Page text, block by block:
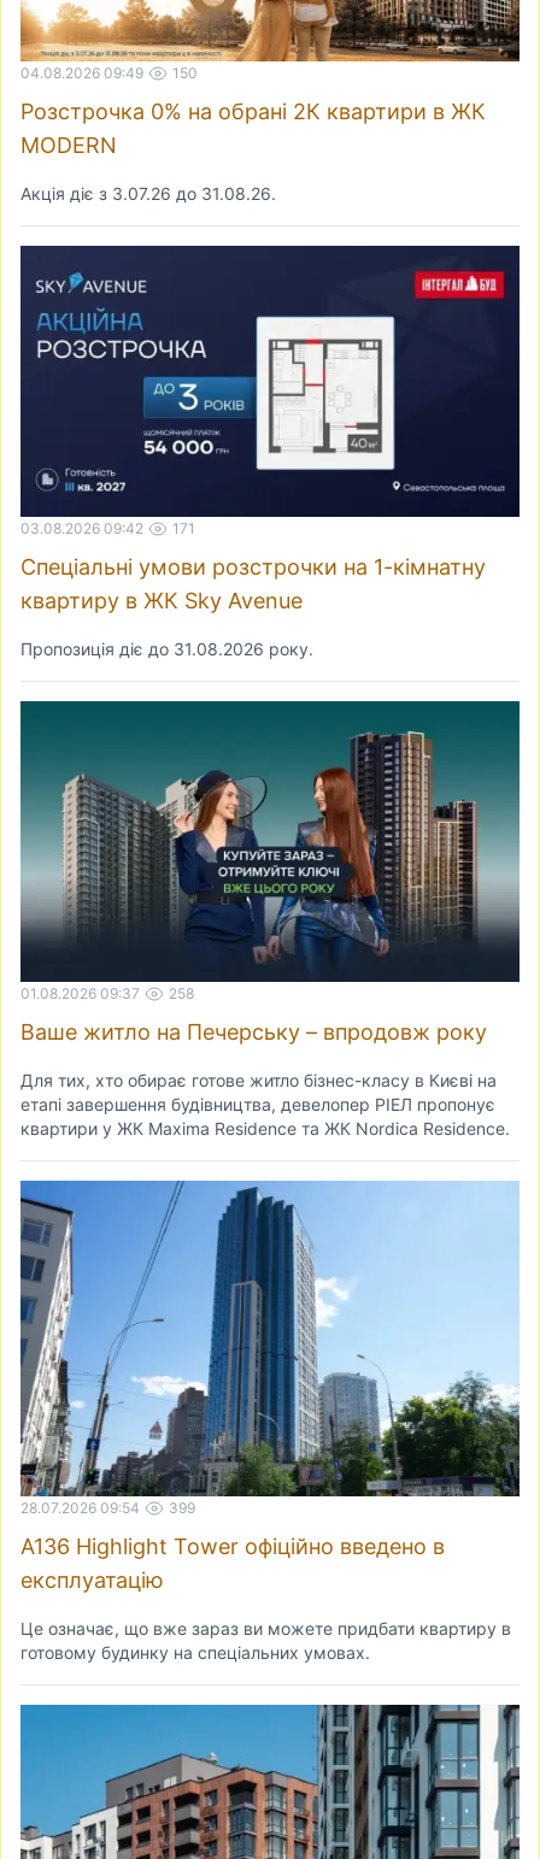
04.08.2026 09:49 150
Розстрочка 0% на обрані 2К квартири в ЖК
MODERN
Акція діє з 3.07.26 до 31.08.26.
03.08.2026 09:42 171
Спеціальні умови розстрочки на 1-кімнатну
квартиру в ЖК Sky Avenue
Пропозиція діє до 31.08.2026 року.
01.08.2026 09:37 258
Ваше житло на Печерську – впродовж року
Для тих, хто обирає готове житло бізнес-класу в Києві на
етапі завершення будівництва, девелопер РІЕЛ пропонує
квартири у ЖК Maxima Residence та ЖК Nordica Residence.
28.07.2026 09:54 399
A136 Highlight Tower офіційно введено в
експлуатацію
Це означає, що вже зараз ви можете придбати квартиру в
готовому будинку на спеціальних умовах.